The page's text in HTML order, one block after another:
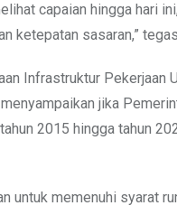
capaian hingga hari
ketepatan sasaran,”
Infrastruktur Pekerjaan
jika
2015 hingga tahun
untuk memenuhi syarat